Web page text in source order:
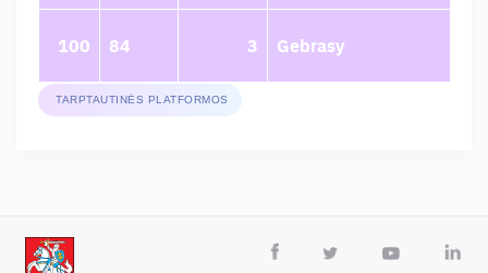
100 84 3 Gebrasy
TARPTAUTINĖS PLATFORMOS